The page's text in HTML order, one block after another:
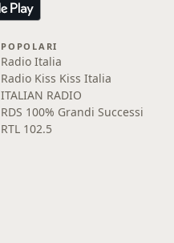
POPOLARI
Radio Italia
Radio Kiss Kiss Italia
ITALIAN RADIO
RDS 100% Grandi Successi
RTL 102.5